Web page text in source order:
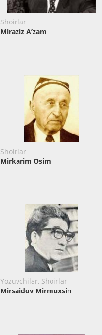
Shoirlar
Miraziz A’zam
Shoirlar
Mirkarim Osim
Yozuvchilar, Shoirlar
Mirsaidov Mirmuxsin